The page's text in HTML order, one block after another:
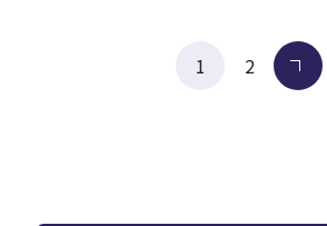
り
1 2 次へ